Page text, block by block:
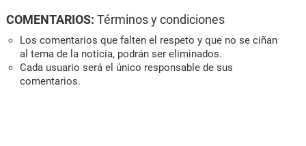
COMENTARIOS: Términos y condiciones
Los comentarios que falten el respeto y que no se ciñan
al tema de la noticia, podrán ser eliminados.
Cada usuario será el único responsable de sus
comentarios.